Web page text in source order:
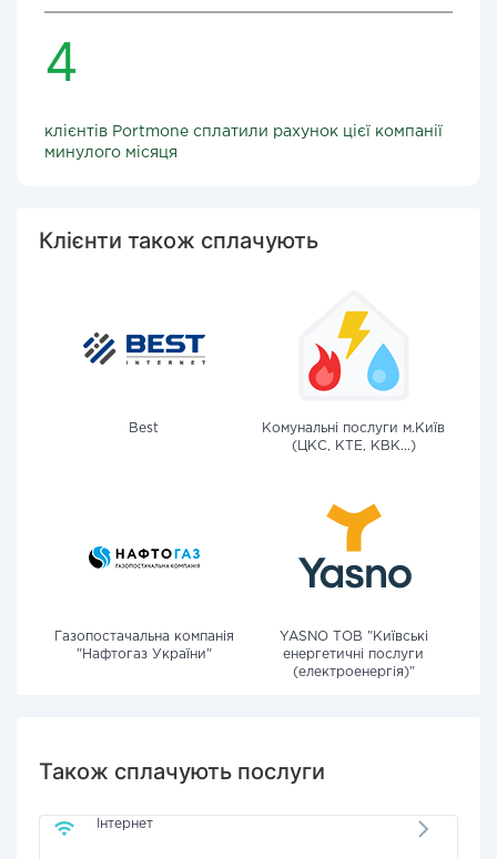
4
клієнтів Portmone сплатили рахунок цієї компанії
минулого місяця
Клієнти також сплачують
Best
Комунальні послуги м.Київ
(ЦКС, КТЕ, КВК...)
Газопостачальна компанія
"Нафтогаз України"
YASNO ТОВ "Київські
енергетичні послуги
(електроенергія)"
Також сплачують послуги
Інтернет